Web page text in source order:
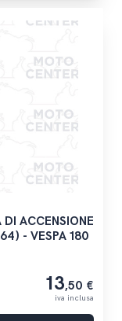
ACCENSIONE
- VESPA 180
13,50 €
iva inclusa